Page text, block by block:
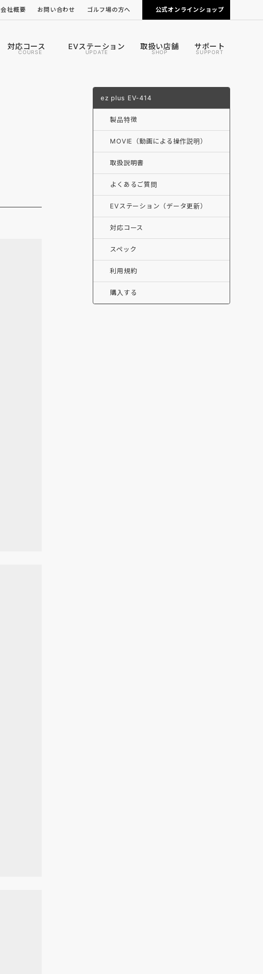
会社概要 お問い合わせ ゴルフ場の方へ
カートナビの導入について
公式オンラインショップ
対応コース
COURSE
EVステーション
UPDATE
取扱い店舗
SHOP
サポート
SUPPORT
ez plus EV-414
製品特徴
MOVIE（動画による操作説明）
取扱説明書
よくあるご質問
EVステーション（データ更新）
対応コース
スペック
利用規約
購入する